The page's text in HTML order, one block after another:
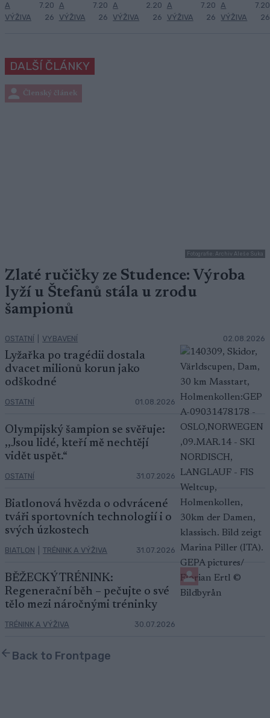
A
VÝŽIVA
7.20
26
A
VÝŽIVA
7.20
26
A
VÝŽIVA
2.20
26
A
VÝŽIVA
7.20
26
A
VÝŽIVA
7.20
26
DALŠÍ ČLÁNKY
Členský článek
Fotografie: Archiv Aleše Suka
Zlaté ručičky ze Studence: Výroba
lyží u Štefanů stála u zrodu
šampionů
OSTATNÍ VYBAVENÍ 02.08.2026
Lyžařka po tragédii dostala
dvacet milionů korun jako
odškodné
OSTATNÍ 01.08.2026
Olympijský šampion se svěřuje:
,,Jsou lidé, kteří mě nechtějí
vidět uspět.“
OSTATNÍ 31.07.2026
Biatlonová hvězda o odvrácené
tváři sportovních technologií i o
svých úzkostech
BIATLON TRÉNINK A VÝŽIVA 31.07.2026
BĚŽECKÝ TRÉNINK:
Regenerační běh – pečujte o své
tělo mezi náročnými tréninky
TRÉNINK A VÝŽIVA 30.07.2026
Back to Frontpage